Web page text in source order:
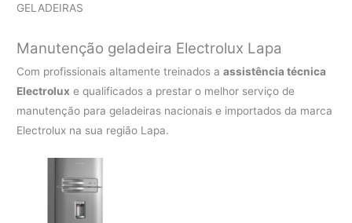
GELADEIRAS
Manutenção geladeira Electrolux Lapa
Com profissionais altamente treinados aassistência técnica
Electrolux e qualificados a prestar o melhor serviço de
manutenção para geladeiras nacionais e importados da marca
Electrolux na sua região Lapa.